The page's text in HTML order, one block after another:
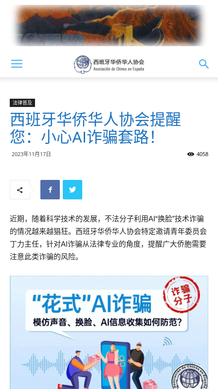
法律普及
西班牙华侨华人协会提醒
您：小心AI诈骗套路！
2023年11月17日 4058
近期，随着科学技术的发展，不法分子利用AI“换脸”技术诈骗
的情况越来越猖狂。西班牙华侨华人协会特定邀请青年委员会
丁力主任，针对AI诈骗从法律专业的角度，提醒广大侨胞需要
注意此类诈骗的风险。